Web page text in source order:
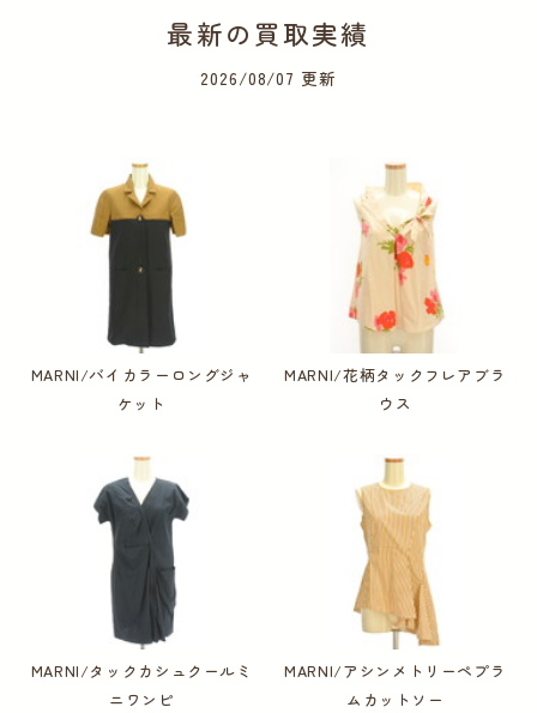
最新の買取実績
2026/08/07 更新
MARNI/バイカラーロングジャ
ケット
MARNI/花柄タックフレアブラ
ウス
MARNI/タックカシュクールミ
ニワンピ
MARNI/アシンメトリーペプラ
ムカットソー